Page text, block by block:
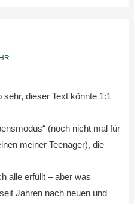
dieser Text könnte 1:1
(noch nicht mal für
meiner Teenager), die
alle erfüllt – aber was
Jahren nach neuen und